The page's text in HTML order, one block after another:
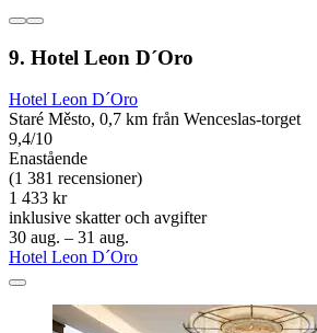
9. Hotel Leon D´Oro
Hotel Leon D´Oro
Staré Město, 0,7 km från Wenceslas-torget
9,4/10
Enastående
(1 381 recensioner)
1 433 kr
inklusive skatter och avgifter
30 aug. – 31 aug.
Hotel Leon D´Oro